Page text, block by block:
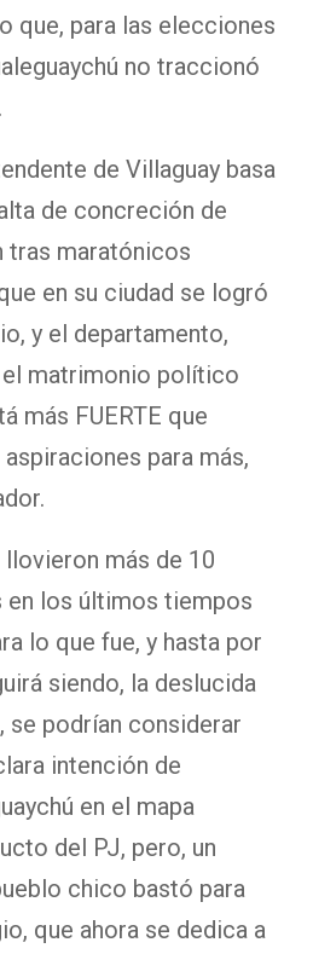
que, para las elecciones
no traccionó
de Villaguay basa
de concreción de
tras maratónicos
en su ciudad se logró
y el departamento,
matrimonio político
más FUERTE que
para más,
llovieron más de 10
en los últimos tiempos
lo que fue, y hasta por
siendo, la deslucida
se podrían considerar
intención de
en el mapa
del PJ, pero, un
chico bastó para
que ahora se dedica a